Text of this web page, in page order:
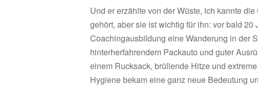
Und er erzählte von der Wüste, ich kannte
gehört, aber sie ist wichtig für ihn: vor bald
Coachingausbildung eine Wanderung in der
hinterherfahrendem Packauto und guter
einem Rucksack, brüllende Hitze und
Hygiene bekam eine ganz neue Bedeutung